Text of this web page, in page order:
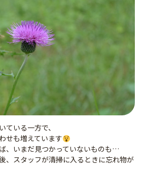
ている一方で、
せも増えています
、いまだ見つかっていないものも…
、スタッフが清掃に入るときに忘れ物が